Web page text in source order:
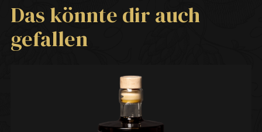
Das könnte dir auch
gefallen